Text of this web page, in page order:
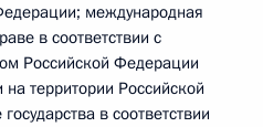
международная
в соответствии с
Российской Федерации
территории Российской
в соответствии